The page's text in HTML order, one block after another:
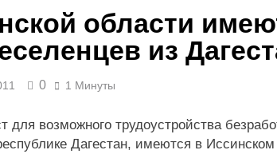
Для детей открыли набор групп по
области
из
0 1 Минуты
для возможного трудоустройства
Дагестан, имеются в Иссинском